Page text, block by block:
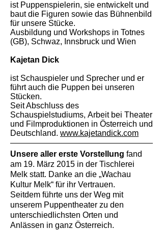
ist Puppenspielerin, sie entwickelt und
baut die Figuren sowie das Bühnenbild
für unsere Stücke.
Ausbildung und Workshops in Totnes
(GB), Schwaz, Innsbruck und Wien
Kajetan Dick
ist Schauspieler und Sprecher und er
führt auch die Puppen bei unseren
Stücken.
Seit Abschluss des
Schauspielstudiums, Arbeit bei Theater
und Filmproduktionen in Österreich und
Deutschland. www.kajetandick.com
Unsere aller erste Vorstellung fand
am 19. März 2015 in der Tischlerei
Melk statt. Danke an die „Wachau
Kultur Melk“ für ihr Vertrauen.
Seitdem führte uns der Weg mit
unserem Puppentheater zu den
unterschiedlichsten Orten und
Anlässen in ganz Österreich.